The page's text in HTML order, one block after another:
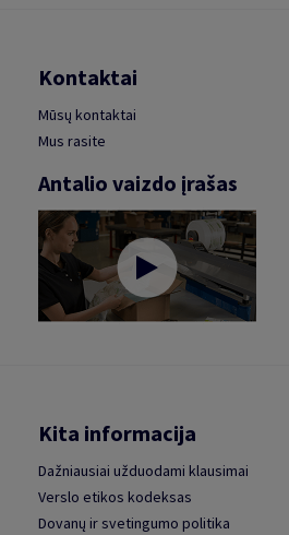
Kontaktai
Mūsų kontaktai
Mus rasite
Antalio vaizdo įrašas
Kita informacija
Dažniausiai užduodami klausimai
Verslo etikos kodeksas
Dovanų ir svetingumo politika